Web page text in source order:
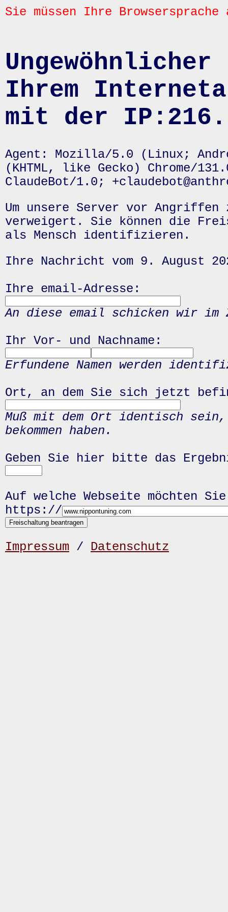
Sie müssen Ihre
Ihrem
mit der
Agent: Mozilla/5.0 (Linux;
(KHTML, like Gecko) Chrome/
ClaudeBot/1.0;
Um unsere Server vor
verweigert. Sie können die
als Mensch identifizieren.
Ihre Nachricht vom 9. August
Ihre email-Adresse:
An diese email schicken wir
Ihr Vor- und Nachname:
Erfundene Namen werden
Ort, an dem Sie sich jetzt
Muß mit dem Ort identisch
bekommen haben.
Geben Sie hier bitte das
Auf welche Webseite möchten
https://
Impressum / Datenschutz